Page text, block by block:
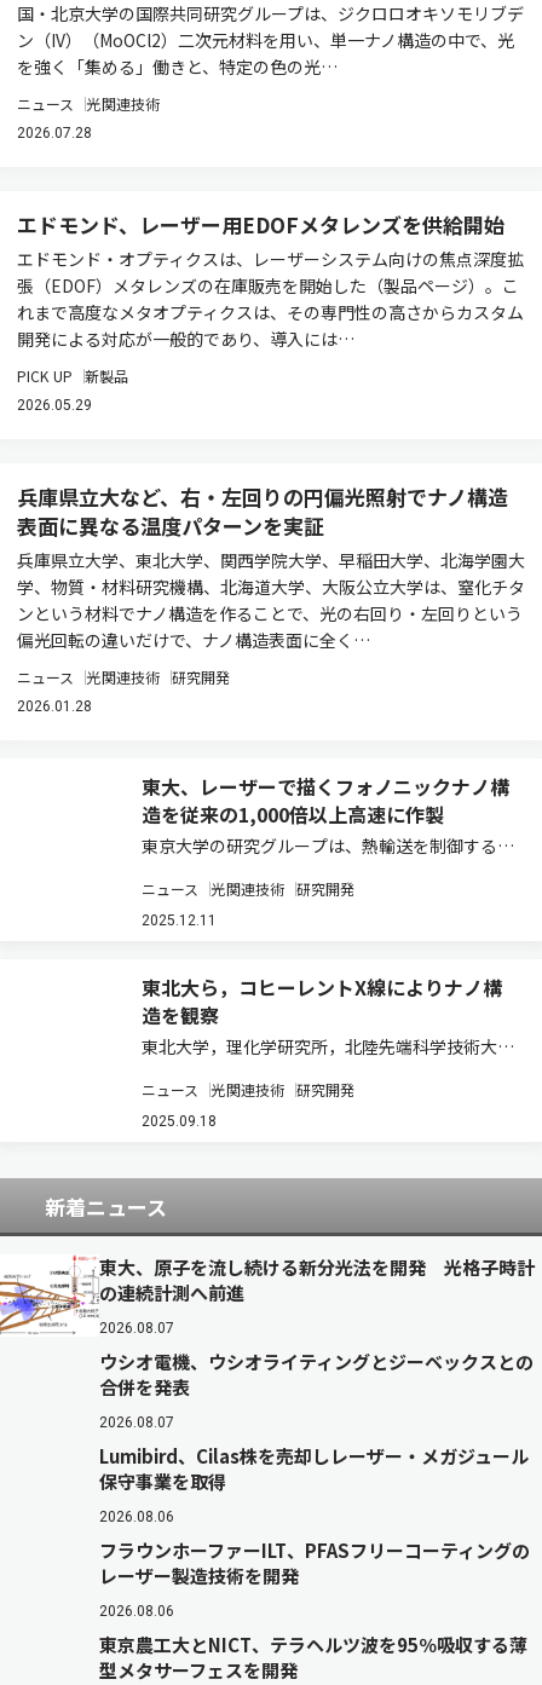
国・北京大学の国際共同研究グループは、ジクロロオキソモリブデ
ン（IV）（MoOCl2）二次元材料を用い、単一ナノ構造の中で、光
を強く「集める」働きと、特定の色の光…
ニュース 光関連技術
2026.07.28
エドモンド、レーザー用EDOFメタレンズを供給開始
エドモンド・オプティクスは、レーザーシステム向けの焦点深度拡
張（EDOF）メタレンズの在庫販売を開始した（製品ページ）。こ
れまで高度なメタオプティクスは、その専門性の高さからカスタム
開発による対応が一般的であり、導入には…
PICK UP 新製品
2026.05.29
兵庫県立大など、右・左回りの円偏光照射でナノ構造
表面に異なる温度パターンを実証
兵庫県立大学、東北大学、関西学院大学、早稲田大学、北海学園大
学、物質・材料研究機構、北海道大学、大阪公立大学は、窒化チタ
ンという材料でナノ構造を作ることで、光の右回り・左回りという
偏光回転の違いだけで、ナノ構造表面に全く…
ニュース 光関連技術 研究開発
2026.01.28
東大、レーザーで描くフォノニックナノ構
造を従来の1,000倍以上高速に作製
東京大学の研究グループは、熱輸送を制御するこ
維持しつつ、約1,000倍以上高速に作成できる手
法を提案した（ニュースリリース）。 近年、スマ
ニュース 光関連技術 研究開発
2025.12.11
東北大ら，コヒーレントX線によりナノ構
造を観察
東北大学，理化学研究所，北陸先端科学技術大学
熱実験で，析出物の生成から成長までの過程をナ
ノメートルスケールの動画で観察し，個々の析出
し…
ニュース 光関連技術 研究開発
2025.09.18
新着ニュース
東大、原子を流し続ける新分光法を開発 光格子時計
の連続計測へ前進
2026.08.07
ウシオ電機、ウシオライティングとジーベックスとの
合併を発表
2026.08.07
Lumibird、Cilas株を売却しレーザー・メガジュール
保守事業を取得
2026.08.06
フラウンホーファーILT、PFASフリーコーティングの
レーザー製造技術を開発
2026.08.06
東京農工大とNICT、テラヘルツ波を95％吸収する薄
型メタサーフェスを開発